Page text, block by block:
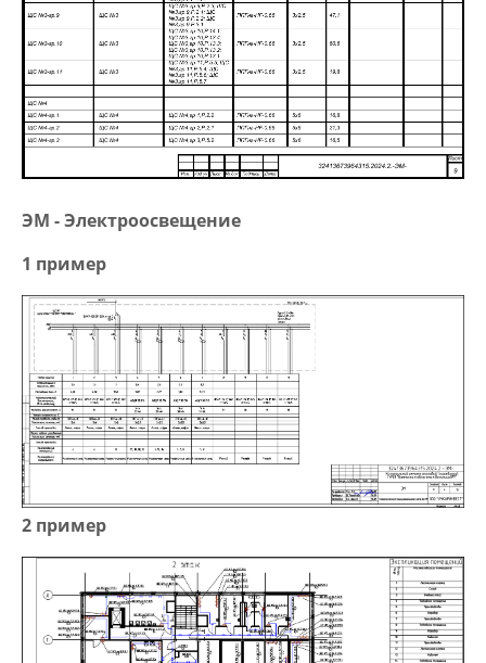
ЭМ - Электроосвещение
1 пример
2 пример